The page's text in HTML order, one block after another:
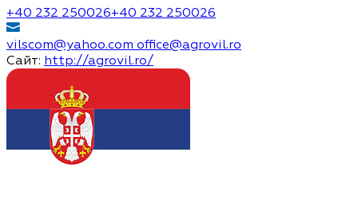
+40 232 250026+40 232 250026
vilscom@yahoo.com office@agrovil.ro
Сайт: http://agrovil.ro/